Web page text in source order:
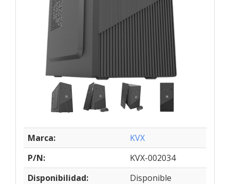
Marca:
KVX
P/N:
KVX-002034
Disponibilidad:
Disponible